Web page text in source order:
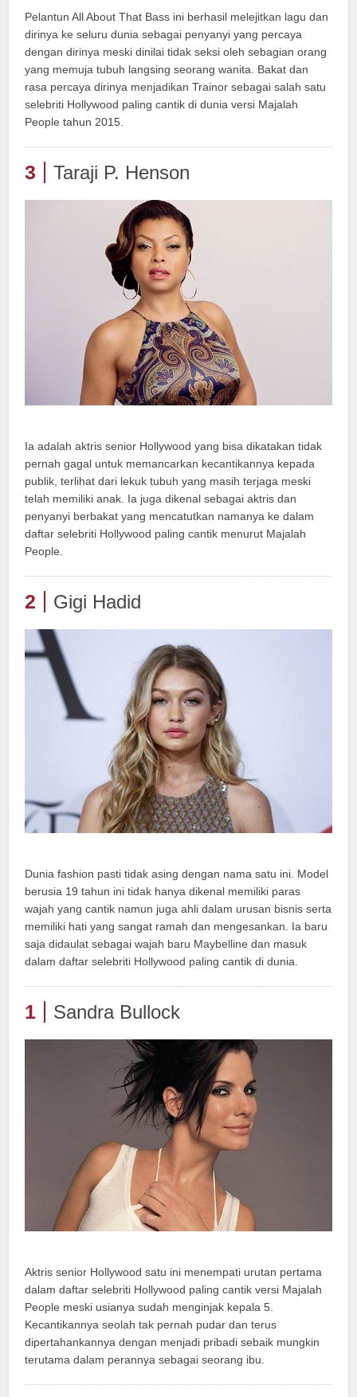
Pelantun All About That Bass ini berhasil melejitkan lagu dan
dirinya ke seluru dunia sebagai penyanyi yang percaya
dengan dirinya meski dinilai tidak seksi oleh sebagian orang
yang memuja tubuh langsing seorang wanita. Bakat dan
rasa percaya dirinya menjadikan Trainor sebagai salah satu
selebriti Hollywood paling cantik di dunia versi Majalah
People tahun 2015.
3 Taraji P. Henson
Ia adalah aktris senior Hollywood yang bisa dikatakan tidak
pernah gagal untuk memancarkan kecantikannya kepada
publik, terlihat dari lekuk tubuh yang masih terjaga meski
telah memiliki anak. Ia juga dikenal sebagai aktris dan
penyanyi berbakat yang mencatutkan namanya ke dalam
daftar selebriti Hollywood paling cantik menurut Majalah
People.
2 Gigi Hadid
Dunia fashion pasti tidak asing dengan nama satu ini. Model
berusia 19 tahun ini tidak hanya dikenal memiliki paras
wajah yang cantik namun juga ahli dalam urusan bisnis serta
memiliki hati yang sangat ramah dan mengesankan. Ia baru
saja didaulat sebagai wajah baru Maybelline dan masuk
dalam daftar selebriti Hollywood paling cantik di dunia.
1 Sandra Bullock
Aktris senior Hollywood satu ini menempati urutan pertama
dalam daftar selebriti Hollywood paling cantik versi Majalah
People meski usianya sudah menginjak kepala 5.
Kecantikannya seolah tak pernah pudar dan terus
dipertahankannya dengan menjadi pribadi sebaik mungkin
terutama dalam perannya sebagai seorang ibu.